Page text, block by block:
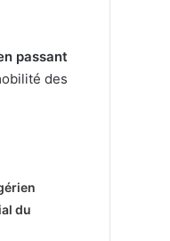
passant
des
du